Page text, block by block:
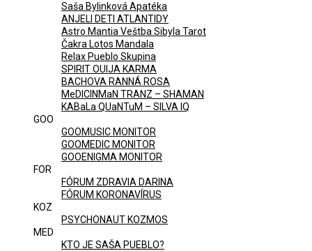
Saša Bylinková Apatéka
ANJELI DETI ATLANTIDY
Astro Mantia Veštba Sibyla Tarot
Čakra Lotos Mandala
Relax Pueblo Skupina
SPIRIT OUIJA KARMA
BACHOVA RANNÁ ROSA
MeDICINMaN TRANZ – SHAMAN
KABaLa QUaNTuM – SILVA IQ
GOO
GOOMUSIC MONITOR
GOOMEDIC MONITOR
GOOENIGMA MONITOR
FOR
FÓRUM ZDRAVIA DARINA
FÓRUM KORONAVÍRUS
KOZ
PSYCHONAUT KOZMOS
MED
KTO JE SAŠA PUEBLO?